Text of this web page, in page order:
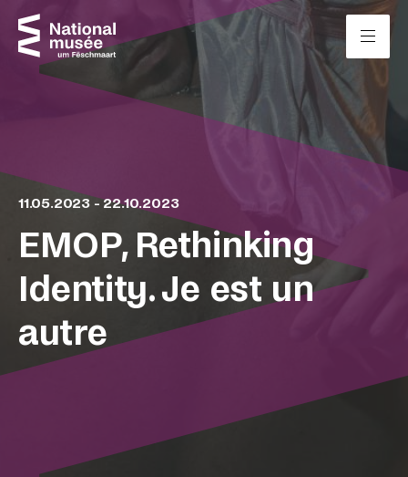
Passer directement au contenu
EMOP, Rethinking
Identity. Je est un
autre
11.05.2023 - 22.10.2023
Panneau de gestion des cookies